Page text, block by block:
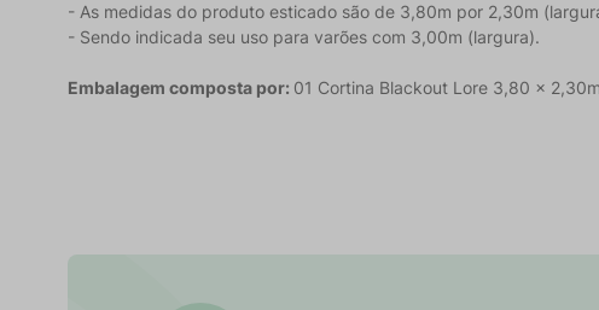
- As medidas do produto esticado são de 3,80m por 2,30m
- Sendo indicada seu uso para varões com 3,00m (largura).
Embalagem composta por: 01 Cortina Blackout Lore 3,80 x